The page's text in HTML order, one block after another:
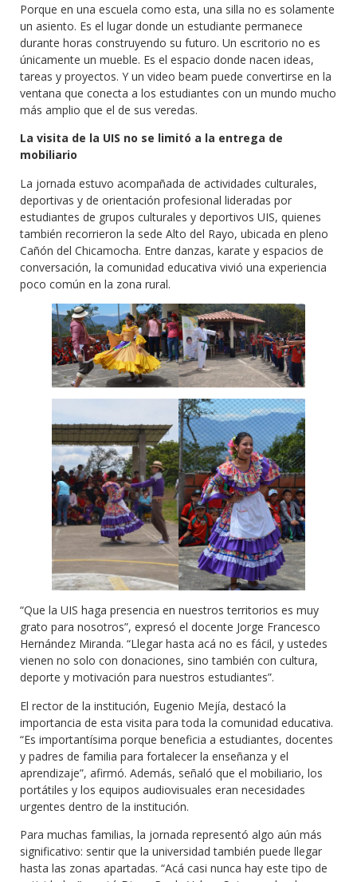
Porque en una escuela como esta, una silla no es solamente
un asiento. Es el lugar donde un estudiante permanece
durante horas construyendo su futuro. Un escritorio no es
únicamente un mueble. Es el espacio donde nacen ideas,
tareas y proyectos. Y un video beam puede convertirse en la
ventana que conecta a los estudiantes con un mundo mucho
más amplio que el de sus veredas.
La visita de la UIS no se limitó a la entrega de
mobiliario
La jornada estuvo acompañada de actividades culturales,
deportivas y de orientación profesional lideradas por
estudiantes de grupos culturales y deportivos UIS, quienes
también recorrieron la sede Alto del Rayo, ubicada en pleno
Cañón del Chicamocha. Entre danzas, karate y espacios de
conversación, la comunidad educativa vivió una experiencia
poco común en la zona rural.
“Que la UIS haga presencia en nuestros territorios es muy
grato para nosotros”, expresó el docente Jorge Francesco
Hernández Miranda. “Llegar hasta acá no es fácil, y ustedes
vienen no solo con donaciones, sino también con cultura,
deporte y motivación para nuestros estudiantes”.
El rector de la institución, Eugenio Mejía, destacó la
importancia de esta visita para toda la comunidad educativa.
“Es importantísima porque beneficia a estudiantes, docentes
y padres de familia para fortalecer la enseñanza y el
aprendizaje”, afirmó. Además, señaló que el mobiliario, los
portátiles y los equipos audiovisuales eran necesidades
urgentes dentro de la institución.
Para muchas familias, la jornada representó algo aún más
significativo: sentir que la universidad también puede llegar
hasta las zonas apartadas. “Acá casi nunca hay este tipo de